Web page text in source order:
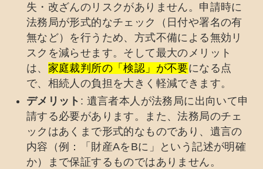
失・改ざんのリスクがありません。申請時に
法務局が形式的なチェック（日付や署名の有
無など）を行うため、方式不備による無効リ
スクを減らせます。そして最大のメリット
は、 家庭裁判所の「検認」が不要になる点
で、相続人の負担を大きく軽減できます。
デメリット : 遺言者本人が法務局に出向いて申
請する必要があります。また、法務局のチェ
ックはあくまで形式的なものであり、遺言の
内容（例：「財産AをBに」という記述が明確
か）まで保証するものではありません。